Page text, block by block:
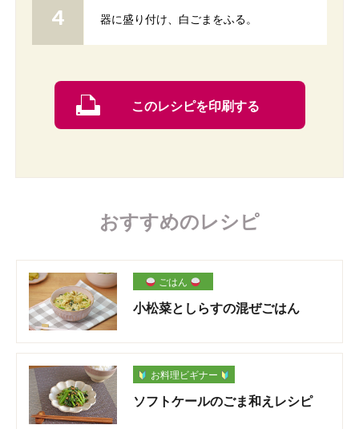
器に盛り付け、白ごまをふる。
このレシピを印刷する
おすすめのレシピ
ごはん
小松菜としらすの混ぜごはん
お料理ビギナー
ソフトケールのごま和えレシピ